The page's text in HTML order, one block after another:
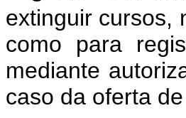
extinguir cursos,
como para
mediante
caso da oferta